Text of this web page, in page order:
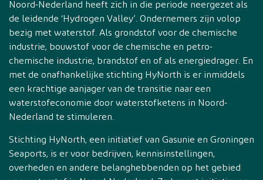
Noord-Nederland heeft zich in die periode neergezet als
de leidende ‘Hydrogen Valley’. Ondernemers zijn volop
bezig met waterstof. Als grondstof voor de chemische
industrie, bouwstof voor de chemische en petro-
chemische industrie, brandstof en of als energiedrager. En
met de onafhankelijke stichting HyNorth is er inmiddels
een krachtige aanjager van de transitie naar een
waterstofeconomie door waterstofketens in Noord-
Nederland te stimuleren.
Stichting HyNorth, een initiatief van Gasunie en Groningen
Seaports, is er voor bedrijven, kennisinstellingen,
overheden en andere belanghebbenden op het gebied